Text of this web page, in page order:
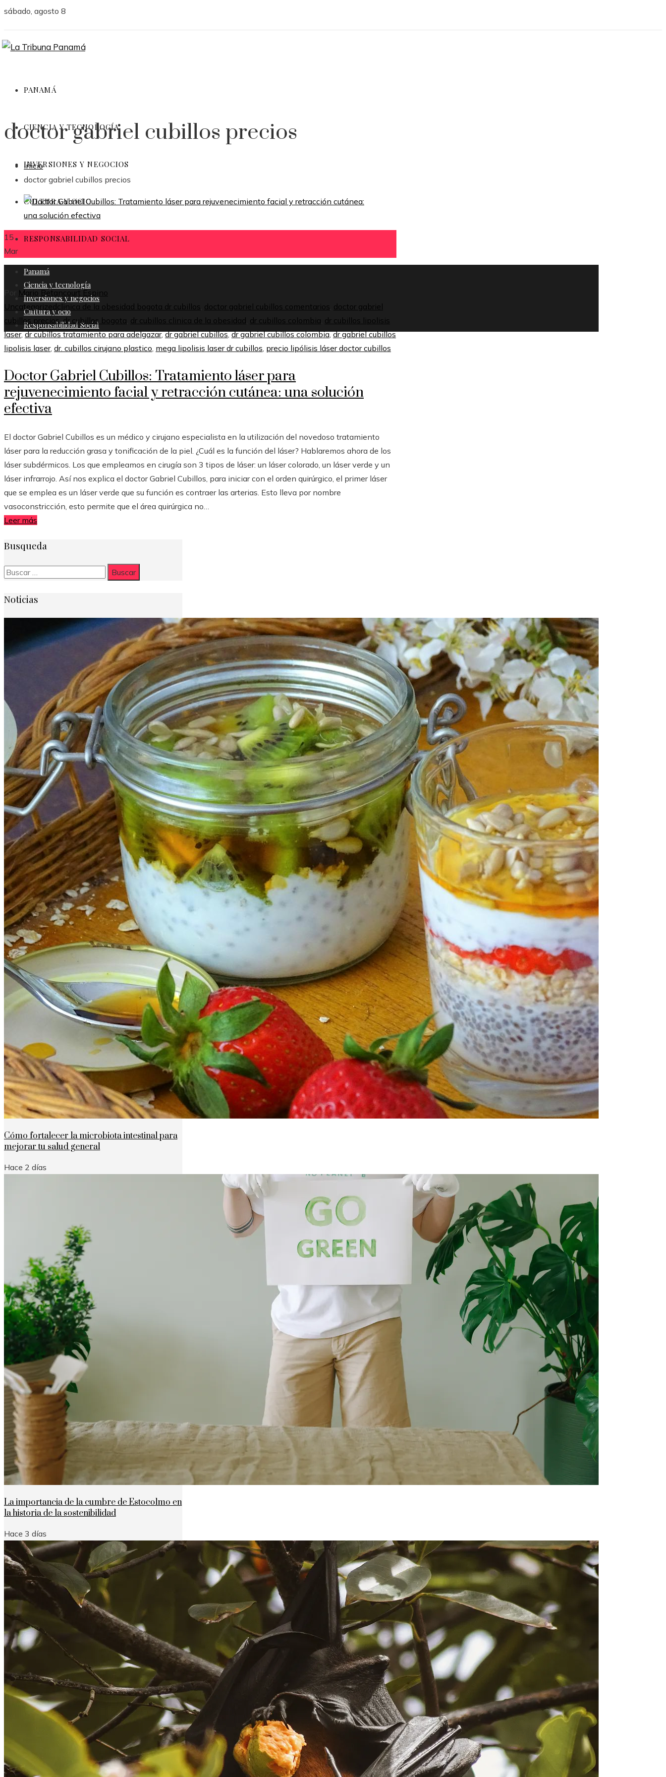
sábado, agosto 8
PANAMÁ
CIENCIA Y TECNOLOGÍA
INVERSIONES Y NEGOCIOS
CULTURA Y OCIO
RESPONSABILIDAD SOCIAL
Panamá
Ciencia y tecnología
Inversiones y negocios
Cultura y ocio
Responsabilidad Social
doctor gabriel cubillos precios
Inicio
doctor gabriel cubillos precios
15
Mar
Por Mario Betancourt Espino
Uncategorizedclinica de la obesidad bogota dr cubillos doctor gabriel cubillos comentarios doctor gabriel
cubillos precios,dr cubillos bogota dr cubillos clinica de la obesidad dr cubillos colombia dr cubillos lipolisis
laser,dr cubillos tratamiento para adelgazar,dr gabriel cubillos,dr gabriel cubillos colombia,dr gabriel cubillos
lipolisis laser, dr. cubillos cirujano plastico mega lipolisis laser dr cubillos precio lipólisis láser doctor cubillos
Doctor Gabriel Cubillos: Tratamiento láser para
rejuvenecimiento facial y retracción cutánea: una solución
efectiva
El doctor Gabriel Cubillos es un médico y cirujano especialista en la utilización del novedoso tratamiento
láser para la reducción grasa y tonificación de la piel. ¿Cuál es la función del láser? Hablaremos ahora de los
láser subdérmicos. Los que empleamos en cirugía son 3 tipos de láser: un láser colorado, un láser verde y un
láser infrarrojo. Así nos explica el doctor Gabriel Cubillos, para iniciar con el orden quirúrgico, el primer láser
que se emplea es un láser verde que su función es contraer las arterias. Esto lleva por nombre
vasoconstricción, esto permite que el área quirúrgica no…
Leer más
Busqueda
Buscar:
Noticias
Cómo fortalecer la microbiota intestinal para
mejorar tu salud general
Hace 2 días
La importancia de la cumbre de Estocolmo en
la historia de la sostenibilidad
Hace 3 días